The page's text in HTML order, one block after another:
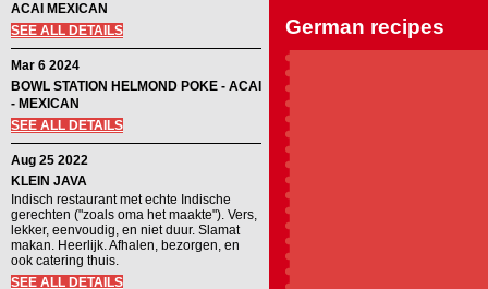
ACAI MEXICAN
SEE ALL DETAILS
Mar 6 2024
BOWL STATION HELMOND POKE - ACAI
- MEXICAN
SEE ALL DETAILS
Aug 25 2022
KLEIN JAVA
Indisch restaurant met echte Indische
gerechten ("zoals oma het maakte"). Vers,
lekker, eenvoudig, en niet duur. Slamat
makan. Heerlijk. Afhalen, bezorgen, en
ook catering thuis.
SEE ALL DETAILS
German recipes